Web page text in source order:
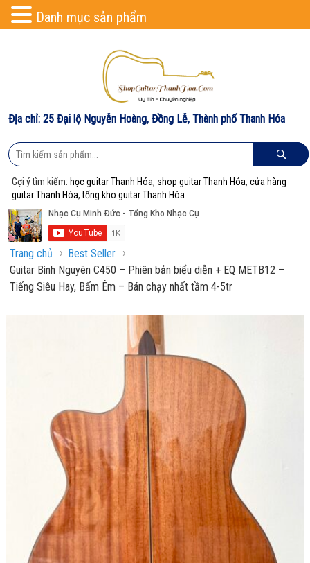
Địa chỉ: 25 Đại lộ Nguyễn Hoàng, Đồng Lễ, Thành phố Thanh Hóa
Gợi ý tìm kiếm: học guitar Thanh Hóa, shop guitar Thanh Hóa,cửa hàng
guitar Thanh Hóa,tổng kho guitar Thanh Hóa
Trang chủ › Best Seller ›
Guitar Bình Nguyên C450 – Phiên bản biểu diễn + EQ METB12 –
Tiếng Siêu Hay, Bấm Êm – Bán chạy nhất tầm 4-5tr
Danh mục sản phẩm